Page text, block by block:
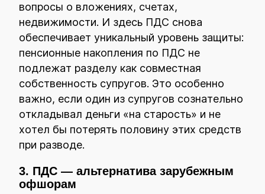
вопросы о вложениях, счетах,
недвижимости. И здесь ПДС снова
обеспечивает уникальный уровень защиты:
пенсионные накопления по ПДС не
подлежат разделу как совместная
собственность супругов. Это особенно
важно, если один из супругов сознательно
откладывал деньги «на старость» и не
хотел бы потерять половину этих средств
при разводе.
3. ПДС — альтернатива зарубежным
офшорам